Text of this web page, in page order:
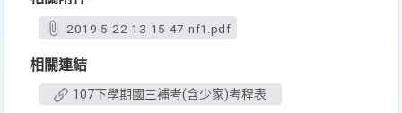
2019-5-22-13-15-47-nf1.pdf
相關連結
107下學期國三補考(含少家)考程表